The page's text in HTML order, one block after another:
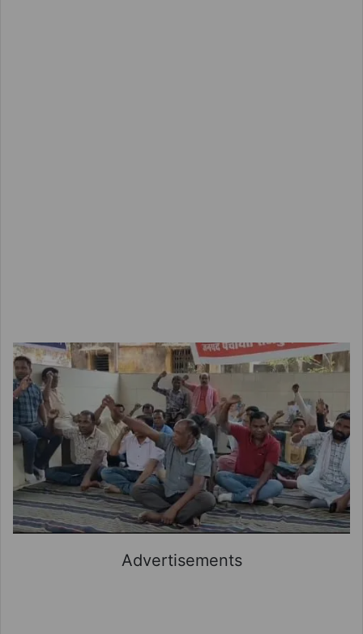
Advertisements